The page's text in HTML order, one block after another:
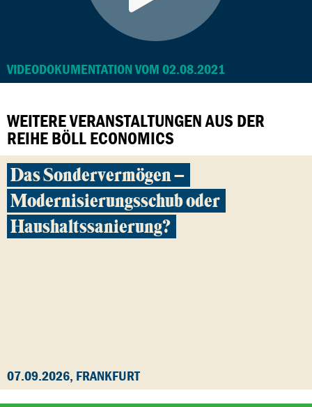
VIDEODOKUMENTATION VOM 02.08.2021
WEITERE VERANSTALTUNGEN AUS DER
REIHE BÖLL ECONOMICS
Das Sondervermögen –
Modernisierungsschub oder
Haushaltssanierung?
07.09.2026, FRANKFURT